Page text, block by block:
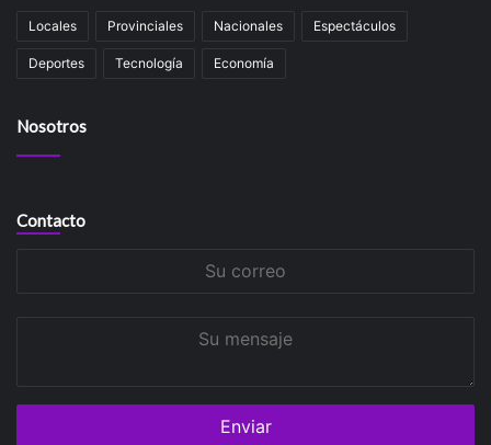
Locales Provinciales Nacionales Espectáculos
Deportes Tecnología Economía
Nosotros
Contacto